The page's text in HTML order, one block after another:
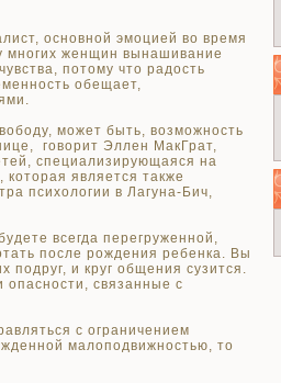
основной эмоцией во время
многих женщин вынашивание
потому что радость
обещает,
может быть, возможность
говорит Эллен МакГрат,
специализирующаяся на
является также
психологии в Лагуна-Бич,
всегда перегруженной,
после рождения ребенка. Вы
подруг, и круг общения сузится.
опасности, связанные с
с ограничением
малоподвижностью, то